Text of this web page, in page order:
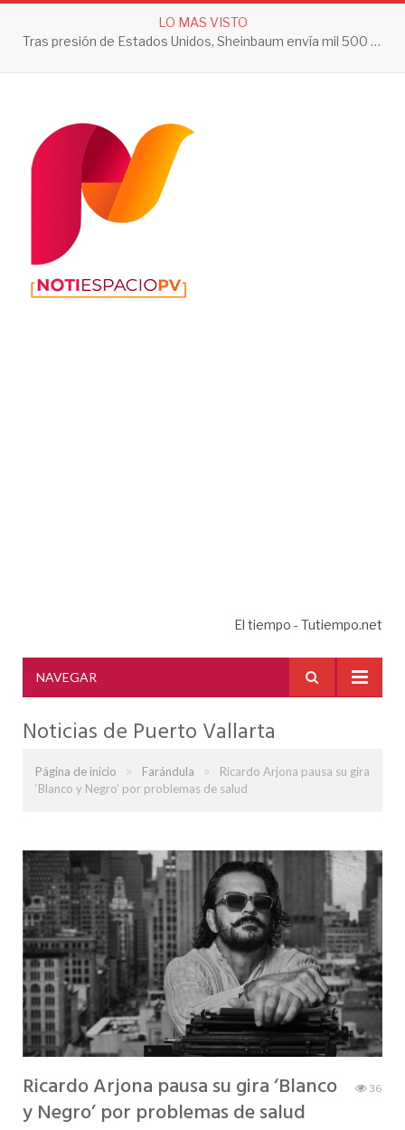
LO MAS VISTO
Tras presión de Estados Unidos, Sheinbaum envía mil 500 soldados a Michoacán
El tiempo - Tutiempo.net
NAVEGAR
Noticias de Puerto Vallarta
Página de inicio » Farándula »
Ricardo Arjona pausa su gira
‘Blanco y Negro’ por problemas de salud
Ricardo Arjona pausa su gira ‘Blanco
y Negro’ por problemas de salud
36